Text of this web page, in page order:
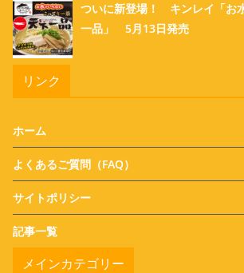
ついに新登場！ キンレイ「お
一品」 5月13日発売
リンク
ホーム
よくあるご質問（FAQ）
サイトポリシー
記事一覧
メインカテゴリー